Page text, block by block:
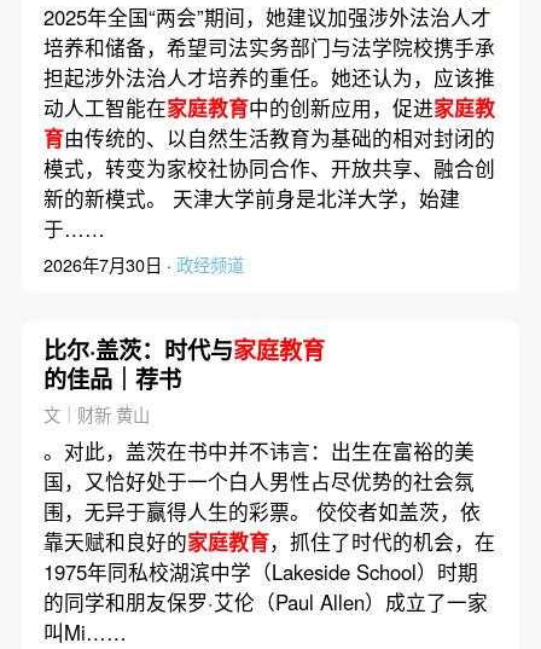
2025年全国“两会”期间，她建议加强涉外法治人才
培养和储备，希望司法实务部门与法学院校携手承
担起涉外法治人才培养的重任。她还认为，应该推
动人工智能在家庭教育中的创新应用，促进家庭教
育由传统的、以自然生活教育为基础的相对封闭的
模式，转变为家校社协同合作、开放共享、融合创
新的新模式。 天津大学前身是北洋大学，始建
于……
2026年7月30日 · 政经频道
比尔·盖茨：时代与家庭教育
的佳品｜荐书
文｜财新 黄山
。对此，盖茨在书中并不讳言：出生在富裕的美
国，又恰好处于一个白人男性占尽优势的社会氛
围，无异于赢得人生的彩票。 佼佼者如盖茨，依
靠天赋和良好的家庭教育，抓住了时代的机会，在
1975年同私校湖滨中学（Lakeside School）时期
的同学和朋友保罗·艾伦（Paul Allen）成立了一家
叫Mi……